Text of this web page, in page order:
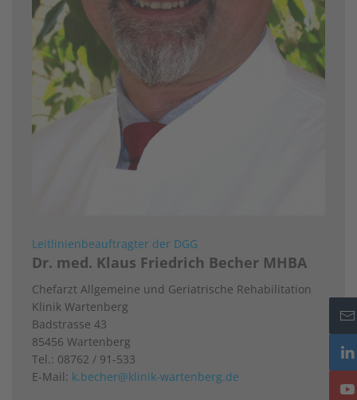
Leitlinienbeauftragter der DGG
Dr. med. Klaus Friedrich Becher MHBA
Chefarzt Allgemeine und Geriatrische Rehabilitation
Klinik Wartenberg
Badstrasse 43
85456 Wartenberg
Tel.: 08762 / 91-533
E-Mail: k.becher@klinik-wartenberg.de